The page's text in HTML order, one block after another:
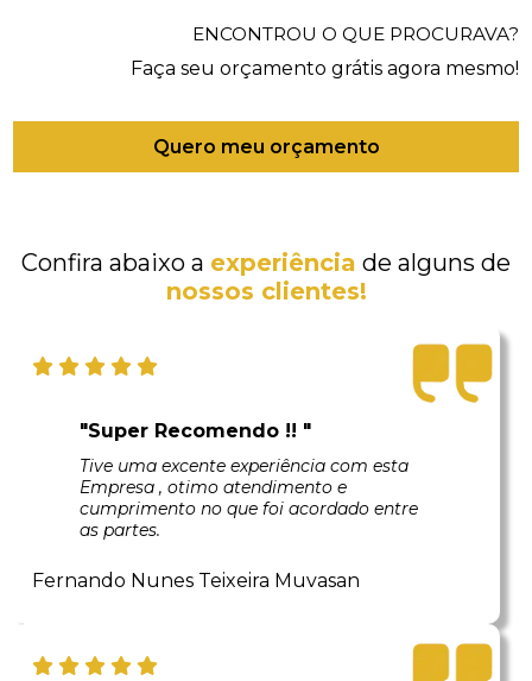
ENCONTROU O QUE PROCURAVA?
Faça seu orçamento grátis agora mesmo!
Quero meu orçamento
Confira abaixo a experiência de alguns de
nossos clientes!
"Super Recomendo !! "
Tive uma excente experiência com esta
Empresa , otimo atendimento e
cumprimento no que foi acordado entre
as partes.
Fernando Nunes Teixeira Muvasan